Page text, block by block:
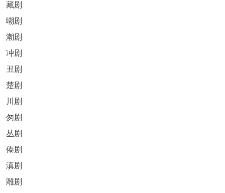
藏剧
嘲剧
潮剧
冲剧
丑剧
楚剧
川剧
匆剧
丛剧
傣剧
滇剧
雕剧